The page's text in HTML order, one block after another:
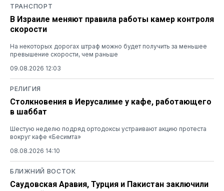
ТРАНСПОРТ
В Израиле меняют правила работы камер контроля
скорости
На некоторых дорогах штраф можно будет получить за меньшее
превышение скорости, чем раньше
09.08.2026 12:03
РЕЛИГИЯ
Столкновения в Иерусалиме у кафе, работающего
в шаббат
Шестую неделю подряд ортодоксы устраивают акцию протеста
вокруг кафе «Бесимта»
08.08.2026 14:10
БЛИЖНИЙ ВОСТОК
Саудовская Аравия, Турция и Пакистан заключили